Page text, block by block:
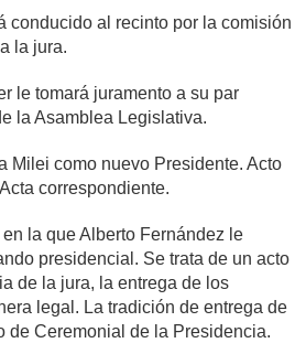
conducido al recinto por la comisión
la jura.
le tomará juramento a su par
la Asamblea Legislativa.
Milei como nuevo Presidente. Acto
correspondiente.
la que Alberto Fernández le
presidencial. Se trata de un acto
de la jura, la entrega de los
legal. La tradición de entrega de
de Ceremonial de la Presidencia.